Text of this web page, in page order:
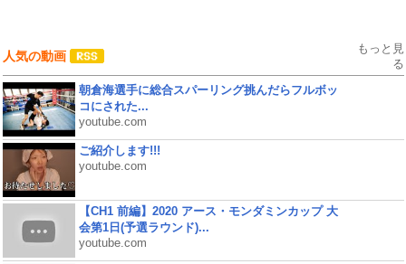
人気の動画
もっと見
る
朝倉海選手に総合スパーリング挑んだらフルボッ
コにされた...
youtube.com
ご紹介します!!!
youtube.com
【CH1 前編】2020 アース・モンダミンカップ 大
会第1日(予選ラウンド)...
youtube.com